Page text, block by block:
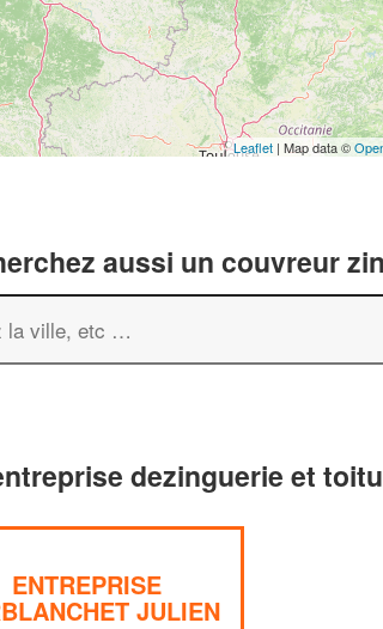
Leaflet | Map data ©
aussi un couvreur
dezinguerie et
ENTREPRISE
JULIEN